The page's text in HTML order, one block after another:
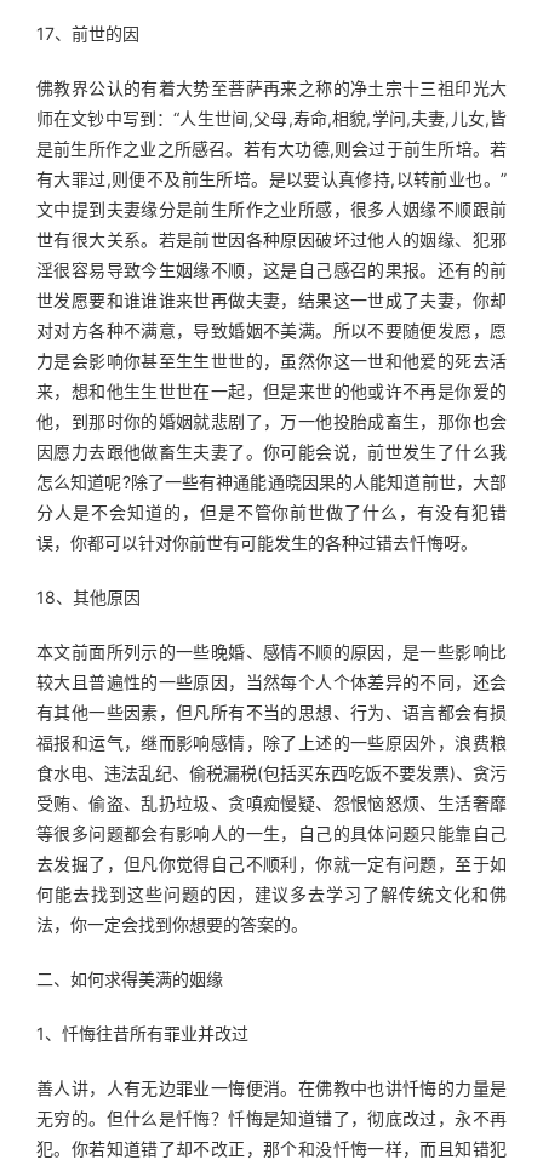
17、前世的因
佛教界公认的有着大势至菩萨再来之称的净土宗十三祖印光大
师在文钞中写到：“人生世间,父母,寿命,相貌,学问,夫妻,儿女,皆
是前生所作之业之所感召。若有大功德,则会过于前生所培。若
有大罪过,则便不及前生所培。是以要认真修持,以转前业也。”
文中提到夫妻缘分是前生所作之业所感，很多人姻缘不顺跟前
世有很大关系。若是前世因各种原因破坏过他人的姻缘、犯邪
淫很容易导致今生姻缘不顺，这是自己感召的果报。还有的前
世发愿要和谁谁谁来世再做夫妻，结果这一世成了夫妻，你却
对对方各种不满意，导致婚姻不美满。所以不要随便发愿，愿
力是会影响你甚至生生世世的，虽然你这一世和他爱的死去活
来，想和他生生世世在一起，但是来世的他或许不再是你爱的
他，到那时你的婚姻就悲剧了，万一他投胎成畜生，那你也会
因愿力去跟他做畜生夫妻了。你可能会说，前世发生了什么我
怎么知道呢?除了一些有神通能通晓因果的人能知道前世，大部
分人是不会知道的，但是不管你前世做了什么，有没有犯错
误，你都可以针对你前世有可能发生的各种过错去忏悔呀。
18、其他原因
本文前面所列示的一些晚婚、感情不顺的原因，是一些影响比
较大且普遍性的一些原因，当然每个人个体差异的不同，还会
有其他一些因素，但凡所有不当的思想、行为、语言都会有损
福报和运气，继而影响感情，除了上述的一些原因外，浪费粮
食水电、违法乱纪、偷税漏税(包括买东西吃饭不要发票)、贪污
受贿、偷盗、乱扔垃圾、贪嗔痴慢疑、怨恨恼怒烦、生活奢靡
等很多问题都会有影响人的一生，自己的具体问题只能靠自己
去发掘了，但凡你觉得自己不顺利，你就一定有问题，至于如
何能去找到这些问题的因，建议多去学习了解传统文化和佛
法，你一定会找到你想要的答案的。
二、如何求得美满的姻缘
1、忏悔往昔所有罪业并改过
善人讲，人有无边罪业一悔便消。在佛教中也讲忏悔的力量是
无穷的。但什么是忏悔？忏悔是知道错了，彻底改过，永不再
犯。你若知道错了却不改正，那个和没忏悔一样，而且知错犯